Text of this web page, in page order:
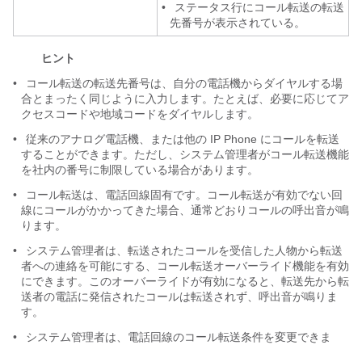
•
ステータス行にコール転送の転送
先番号が表示されている。
ヒント
•
コール転送の転送先番号は、自分の電話機からダイヤルする場
合とまったく同じように入力します。たとえば、必要に応じてア
クセスコードや地域コードをダイヤルします。
•
従来のアナログ電話機、または他の IP Phone にコールを転送
することができます。ただし、システム管理者がコール転送機能
を社内の番号に制限している場合があります。
•
コール転送は、電話回線固有です。コール転送が有効でない回
線にコールがかかってきた場合、通常どおりコールの呼出音が鳴
ります。
•
システム管理者は、転送されたコールを受信した人物から転送
者への連絡を可能にする、コール転送オーバーライド機能を有効
にできます。このオーバーライドが有効になると、転送先から転
送者の電話に発信されたコールは転送されず、呼出音が鳴りま
す。
•
システム管理者は、電話回線のコール転送条件を変更できま